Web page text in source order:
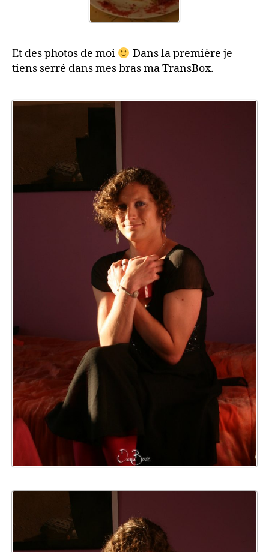
Et des photos de moi
Dans la première je
tiens serré dans mes bras ma TransBox.